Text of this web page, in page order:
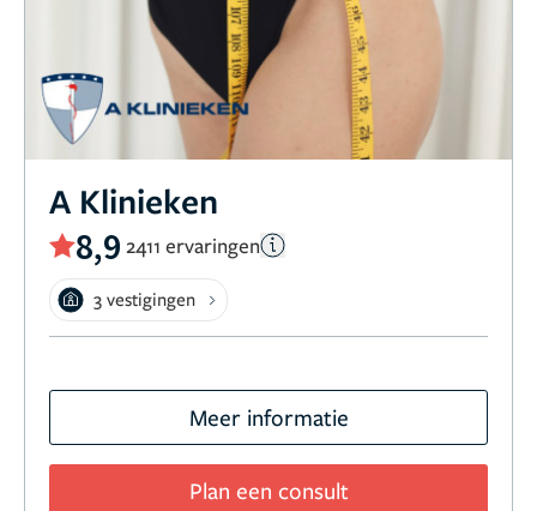
A Klinieken
8,9 2411 ervaringen
3 vestigingen
Meer informatie
Plan een consult